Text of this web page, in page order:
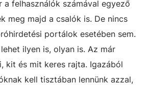
a felhasználók számával egyező
meg majd a csalók is. De nincs
portálok esetében sem.
ilyen is, olyan is. Az már
kit és mit keres rajta. Igazából
kell tisztában lennünk azzal,